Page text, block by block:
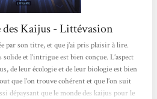
Kaijus - Littévasion
par son titre, et que j’ai pris plaisir à lire.
et l’intrigue est bien conçue. L’aspect
de leur écologie et de leur biologie est bien
que l’on trouve cohérent et que l’on suit
dépaysant que le monde des kaijus pour le